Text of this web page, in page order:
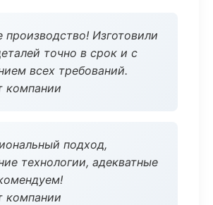
производство! Изготовили
точно в срок и с
всех требований.
компании
подход,
технологии, адекватные
компании